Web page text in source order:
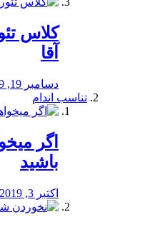
آقا
دسامبر 19, 2019
تناسب اندام
اگر
باشید
اکتبر 3, 2019